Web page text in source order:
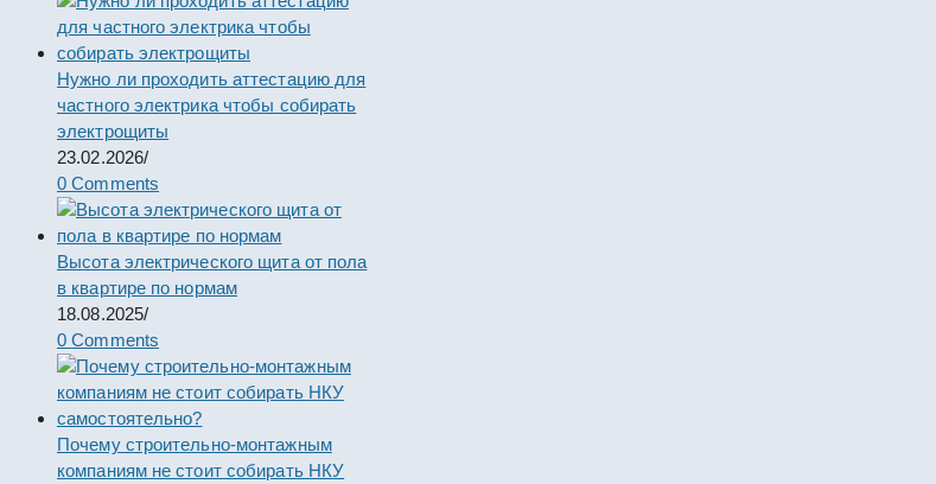
Нужно ли проходить аттестацию для
частного электрика чтобы собирать
электрощиты
23.02.2026/
0 Comments
Высота электрического щита от пола
в квартире по нормам
18.08.2025/
0 Comments
Почему строительно-монтажным
компаниям не стоит собирать НКУ